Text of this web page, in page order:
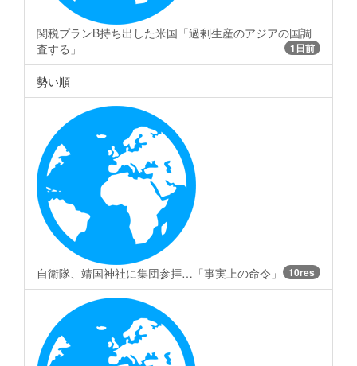
関税プランB持ち出した米国「過剰生産のアジアの国調
査する」
1日前
勢い順
自衛隊、靖国神社に集団参拝…「事実上の命令」 10res